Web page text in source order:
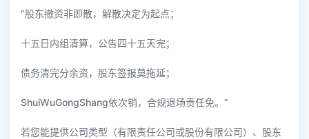
“股东撤资非即散，解散决定为起点；
十五日内组清算，公告四十五天完；
债务清完分余资，股东签报莫拖延；
ShuiWuGongShang依次销，合规退场责任免。”
若您能提供公司类型（有限责任公司或股份有限公司）、股东